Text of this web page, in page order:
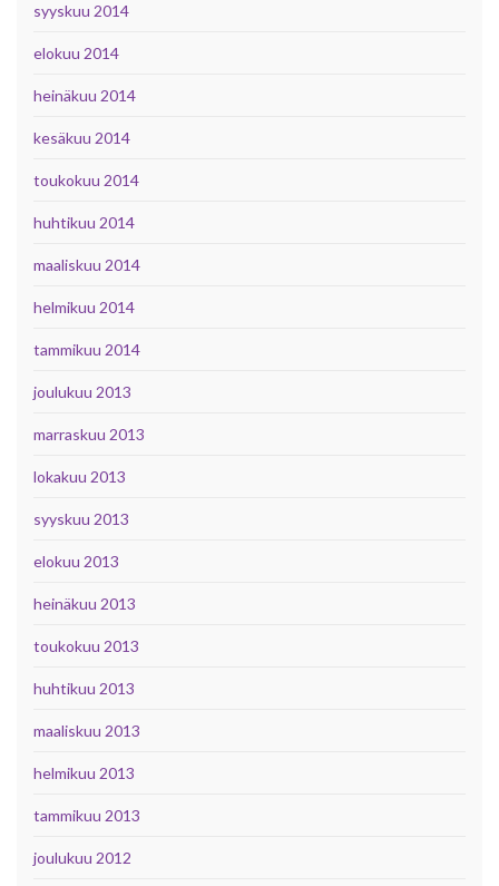
syyskuu 2014
elokuu 2014
heinäkuu 2014
kesäkuu 2014
toukokuu 2014
huhtikuu 2014
maaliskuu 2014
helmikuu 2014
tammikuu 2014
joulukuu 2013
marraskuu 2013
lokakuu 2013
syyskuu 2013
elokuu 2013
heinäkuu 2013
toukokuu 2013
huhtikuu 2013
maaliskuu 2013
helmikuu 2013
tammikuu 2013
joulukuu 2012